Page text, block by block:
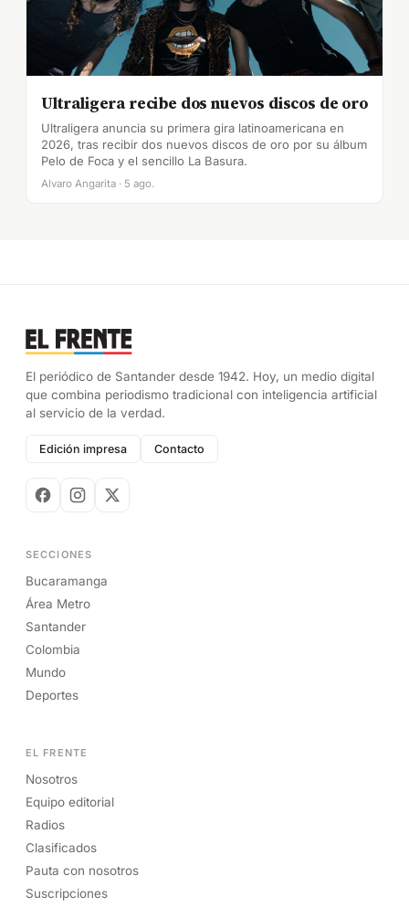
Ultraligera recibe dos nuevos discos de oro
Ultraligera anuncia su primera gira latinoamericana en
2026, tras recibir dos nuevos discos de oro por su álbum
Pelo de Foca y el sencillo La Basura.
Alvaro Angarita · 5 ago.
El periódico de Santander desde 1942. Hoy, un medio digital
que combina periodismo tradicional con inteligencia artificial
al servicio de la verdad.
Edición impresa Contacto
SECCIONES
Bucaramanga
Área Metro
Santander
Colombia
Mundo
Deportes
EL FRENTE
Nosotros
Equipo editorial
Radios
Clasificados
Pauta con nosotros
Suscripciones